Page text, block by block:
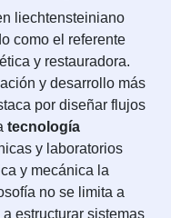
liechtensteiniano
como el referente
y restauradora.
y desarrollo más
por diseñar flujos
tecnología
y laboratorios
y mecánica la
no se limita a
estructurar sistemas